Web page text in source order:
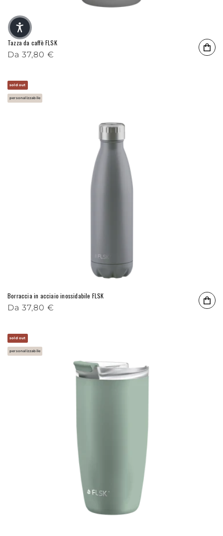
Tazza da caffè FLSK
Prezzo di listino
Da 37,80 €
sold out
personalizzabile
Borraccia in acciaio inossidabile FLSK
Prezzo di listino
Da 37,80 €
sold out
personalizzabile